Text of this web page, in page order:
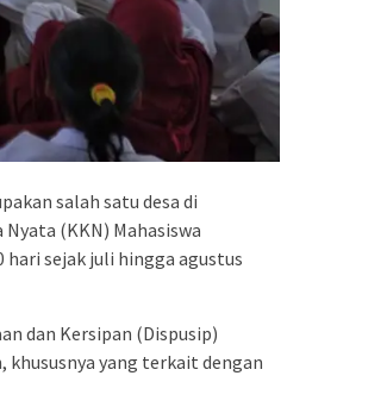
salah satu desa di
(KKN) Mahasiswa
hari sejak juli hingga agustus
dan Kersipan (Dispusip)
yang terkait dengan